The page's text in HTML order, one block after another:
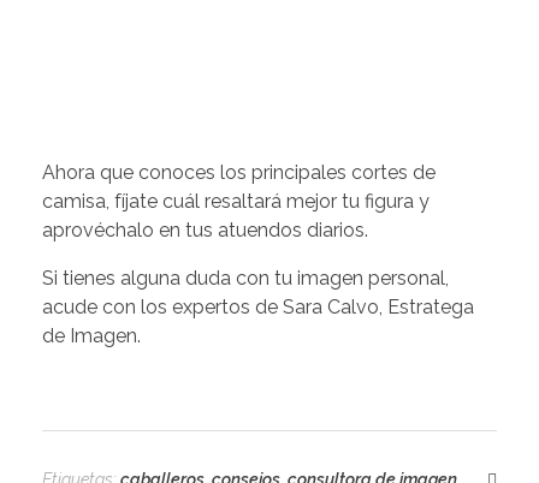
Ahora que conoces los principales cortes de
camisa, fíjate cuál resaltará mejor tu figura y
aprovéchalo en tus atuendos diarios.
Si tienes alguna duda con tu imagen personal,
acude con los expertos de Sara Calvo, Estratega
de Imagen.
Etiquetas: caballeros consejos consultora de imagen